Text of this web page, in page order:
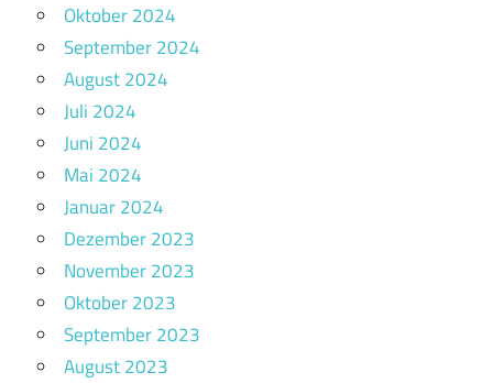
Oktober 2024
September 2024
August 2024
Juli 2024
Juni 2024
Mai 2024
Januar 2024
Dezember 2023
November 2023
Oktober 2023
September 2023
August 2023